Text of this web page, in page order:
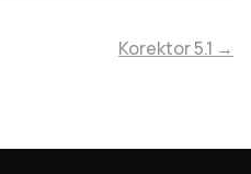
Korektor 5.1 →